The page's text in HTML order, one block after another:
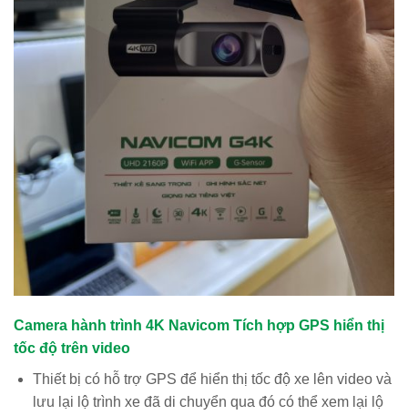
Camera hành trình 4K Navicom Tích hợp GPS hiển thị
tốc độ trên video
Thiết bị có hỗ trợ GPS để hiển thị tốc độ xe lên video và
lưu lại lộ trình xe đã di chuyển qua đó có thể xem lại lộ